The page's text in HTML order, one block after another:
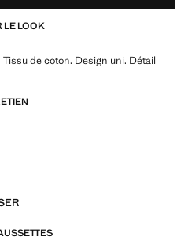
LE LOOK
de coton. Design uni. Détail